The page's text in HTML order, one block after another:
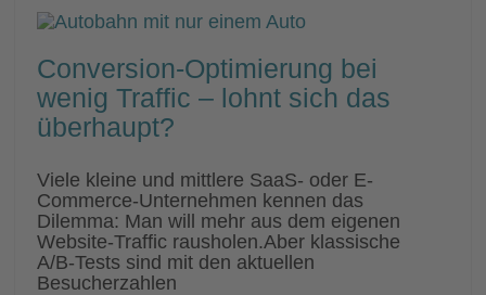
Conversion-Optimierung bei
wenig Traffic – lohnt sich das
überhaupt?
Viele kleine und mittlere SaaS- oder E-
Commerce-Unternehmen kennen das
Dilemma: Man will mehr aus dem eigenen
Website-Traffic rausholen.Aber klassische
A/B-Tests sind mit den aktuellen
Besucherzahlen